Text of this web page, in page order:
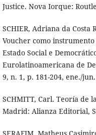
Justice. Nova Iorque:
SCHIER, Adriana da Costa
Voucher como
Estado Social e
Eurolatinoamericana de
9, n. 1, p. 181-204, ene./
SCHMITT, Carl. Teoría de
Madrid: Alianza Editorial,